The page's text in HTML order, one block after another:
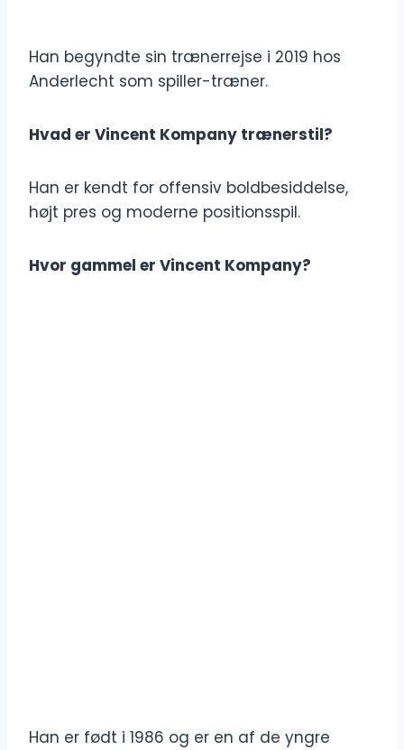
Han begyndte sin trænerrejse i 2019 hos
Anderlecht som spiller-træner.
Hvad er Vincent Kompany trænerstil?
Han er kendt for offensiv boldbesiddelse,
højt pres og moderne positionsspil.
Hvor gammel er Vincent Kompany?
Han er født i 1986 og er en af de yngre